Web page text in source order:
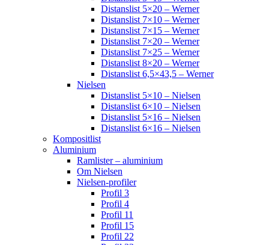
Distanslist 5×20 – Werner
Distanslist 7×10 – Werner
Distanslist 7×15 – Werner
Distanslist 7×20 – Werner
Distanslist 7×25 – Werner
Distanslist 8×20 – Werner
Distanslist 6,5×43,5 – Werner
Nielsen
Distanslist 5×10 – Nielsen
Distanslist 6×10 – Nielsen
Distanslist 5×16 – Nielsen
Distanslist 6×16 – Nielsen
Kompositlist
Aluminium
Ramlister – aluminium
Om Nielsen
Nielsen-profiler
Profil 3
Profil 4
Profil 11
Profil 15
Profil 22